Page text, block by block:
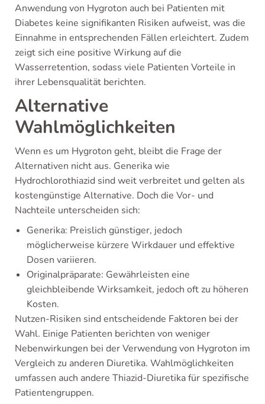
Anwendung von Hygroton auch bei Patienten mit
Diabetes keine signifikanten Risiken aufweist, was die
Einnahme in entsprechenden Fällen erleichtert. Zudem
zeigt sich eine positive Wirkung auf die
Wasserretention, sodass viele Patienten Vorteile in
ihrer Lebensqualität berichten.
Alternative
Wahlmöglichkeiten
Wenn es um Hygroton geht, bleibt die Frage der
Alternativen nicht aus. Generika wie
Hydrochlorothiazid sind weit verbreitet und gelten als
kostengünstige Alternative. Doch die Vor- und
Nachteile unterscheiden sich:
Generika: Preislich günstiger, jedoch
möglicherweise kürzere Wirkdauer und effektive
Dosen variieren.
Originalpräparate: Gewährleisten eine
gleichbleibende Wirksamkeit, jedoch oft zu höheren
Kosten.
Nutzen-Risiken sind entscheidende Faktoren bei der
Wahl. Einige Patienten berichten von weniger
Nebenwirkungen bei der Verwendung von Hygroton im
Vergleich zu anderen Diuretika. Wahlmöglichkeiten
umfassen auch andere Thiazid-Diuretika für spezifische
Patientengruppen.